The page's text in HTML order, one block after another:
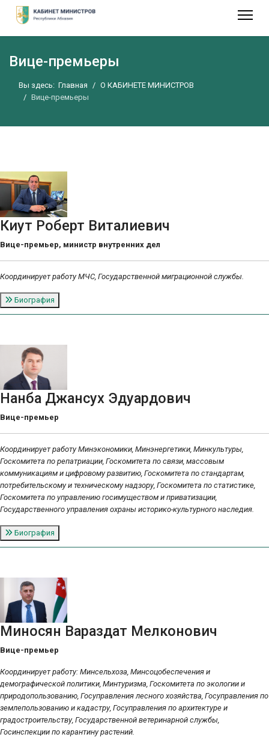
Вице-премьеры
Вы здесь: Главная
О КАБИНЕТЕ МИНИСТРОВ
Вице-премьеры
Киут Роберт Виталиевич
Вице-премьер, министр внутренних дел
Координирует работу МЧС, Государственной миграционной службы.
Биография
Нанба Джансух Эдуардович
Вице-премьер
Координирует работу Минэкономики, Минэнергетики, Минкультуры,
Госкомитета по репатриации, Госкомитета по связи, массовым
коммуникациям и цифровому развитию, Госкомитета по стандартам,
потребительскому и техническому надзору, Госкомитета по статистике,
Госкомитета по управлению госимуществом и приватизации,
Государственного управления охраны историко-культурного наследия.
Биография
Миносян Вараздат Мелконович
Вице-премьер
Координирует работу: Минсельхоза, Минсоцобеспечения и
демографической политики, Минтуризма, Госкомитета по экологии и
природопользованию, Госуправления лесного хозяйства, Госуправления по
землепользованию и кадастру, Госуправления по архитектуре и
градостроительству, Государственной ветеринарной службы,
Госинспекции по карантину растений.